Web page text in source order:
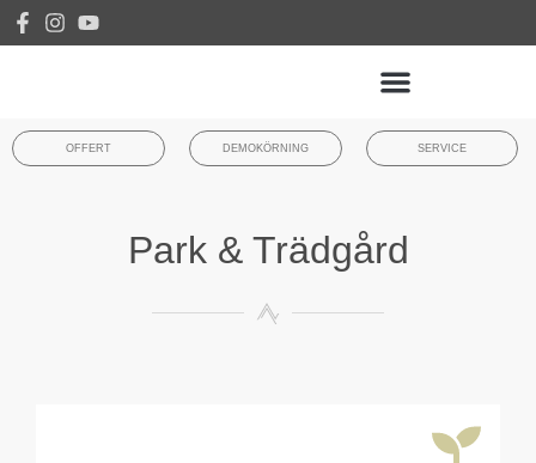
OFFERT DEMOKÖRNING SERVICE
Park & Trädgård